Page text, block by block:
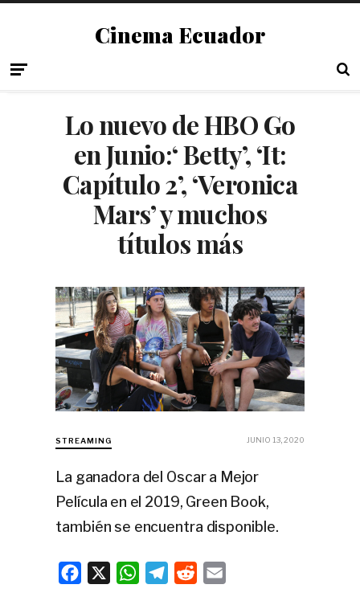
Cinema Ecuador
Lo nuevo de HBO Go
en Junio:‘ Betty’, ‘It:
Capítulo 2’, ‘Veronica
Mars’ y muchos
títulos más
STREAMING JUNIO 13, 2020
La ganadora del Oscar a Mejor
Película en el 2019, Green Book,
también se encuentra disponible.
W
T